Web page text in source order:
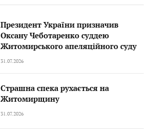
Президент України призначив
Оксану Чеботаренко суддею
Житомирського апеляційного суду
31.07.2026
Страшна спека рухається на
Житомирщину
31.07.2026